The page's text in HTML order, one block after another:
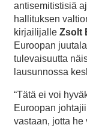
antisemitistisiä
hallituksen
kirjailijalle Zsolt
Euroopan
tulevaisuutta
lausunnossa
“Tätä ei voi
Euroopan
vastaan, jotta